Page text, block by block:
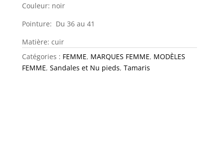
Couleur: noir
Pointure: Du 36 au 41
Matière: cuir
Catégories : FEMME, MARQUES FEMME, MODÈLES
FEMME, Sandales et Nu pieds, Tamaris